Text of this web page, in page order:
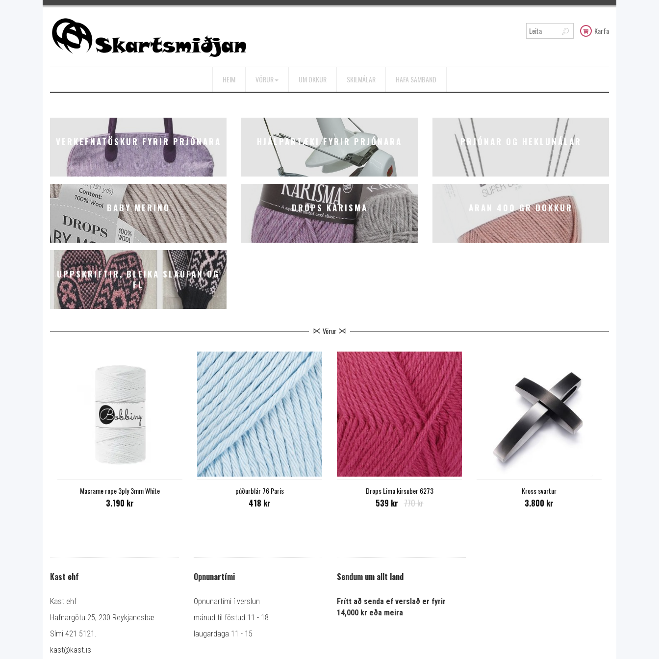
Karfa
HEIM VÖRUR UM OKKUR SKILMÁLAR HAFA SAMBAND
VERKEFNATÖSKUR FYRIR PRJÓNARA HJÁLPARTÆKI FYRIR PRJÓNARA PRJÓNAR OG HEKLUNÁLAR
BABY MERINO DROPS KARISMA ARAN 400 GR DOKKUR
UPPSKRIFTIR, BLEIKA SLAUFAN OG
FL
Vörur
Macrame rope 3ply 3mm White
3.190 kr
púðurblár 76 Paris
418 kr
Drops Lima kirsuber 6273
539 kr 770 kr
Kross svartur
3.800 kr
Kast ehf
Kast ehf
Hafnargötu 25, 230 Reykjanesbæ
Sími 421 5121.
kast@kast.is
Opnunartími
Opnunartími í verslun
mánud til föstud 11 - 18
laugardaga 11 - 15
Sendum um allt land
Frítt að senda ef verslað er fyrir
14,000 kr eða meira